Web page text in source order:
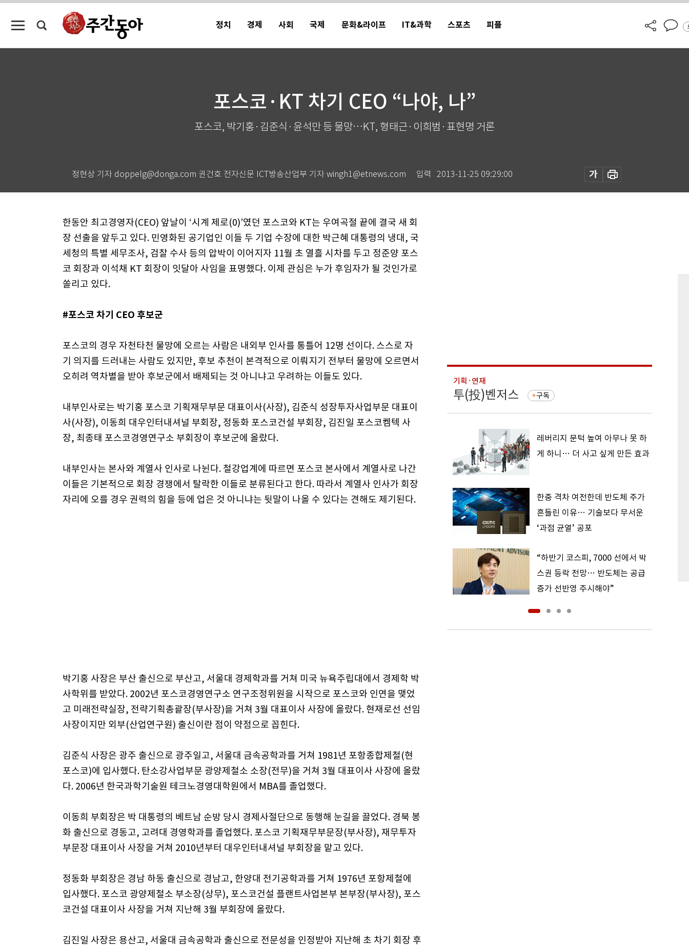
정치 경제 사회 국제 문화&라이프 IT&과학 스포츠 피플
포스코·KT 차기 CEO “나야, 나”
포스코, 박기홍·김준식·윤석만 등 물망…KT, 형태근·이희범·표현명 거론
정현상 기자 doppelg@donga.com 권건호 전자신문 ICT방송산업부 기자 wingh1@etnews.com 입력 2013-11-25 09:29:00
한동안 최고경영자(CEO) 앞날이 ‘시계 제로(0)’였던 포스코와 KT는 우여곡절 끝에 결국 새 회
장 선출을 앞두고 있다. 민영화된 공기업인 이들 두 기업 수장에 대한 박근혜 대통령의 냉대, 국
세청의 특별 세무조사, 검찰 수사 등의 압박이 이어지자 11월 초 열흘 시차를 두고 정준양 포스
코 회장과 이석채 KT 회장이 잇달아 사임을 표명했다. 이제 관심은 누가 후임자가 될 것인가로
쏠리고 있다.
#포스코 차기 CEO 후보군
포스코의 경우 자천타천 물망에 오르는 사람은 내외부 인사를 통틀어 12명 선이다. 스스로 자
기 의지를 드러내는 사람도 있지만, 후보 추천이 본격적으로 이뤄지기 전부터 물망에 오르면서
오히려 역차별을 받아 후보군에서 배제되는 것 아니냐고 우려하는 이들도 있다.
내부인사로는 박기홍 포스코 기획재무부문 대표이사(사장), 김준식 성장투자사업부문 대표이
사(사장), 이동희 대우인터내셔널 부회장, 정동화 포스코건설 부회장, 김진일 포스코켐텍 사
장, 최종태 포스코경영연구소 부회장이 후보군에 올랐다.
내부인사는 본사와 계열사 인사로 나뉜다. 철강업계에 따르면 포스코 본사에서 계열사로 나간
이들은 기본적으로 회장 경쟁에서 탈락한 이들로 분류된다고 한다. 따라서 계열사 인사가 회장
자리에 오를 경우 권력의 힘을 등에 업은 것 아니냐는 뒷말이 나올 수 있다는 견해도 제기된다.
박기홍 사장은 부산 출신으로 부산고, 서울대 경제학과를 거쳐 미국 뉴욕주립대에서 경제학 박
사학위를 받았다. 2002년 포스코경영연구소 연구조정위원을 시작으로 포스코와 인연을 맺었
고 미래전략실장, 전략기획총괄장(부사장)을 거쳐 3월 대표이사 사장에 올랐다. 현재로선 선임
사장이지만 외부(산업연구원) 출신이란 점이 약점으로 꼽힌다.
김준식 사장은 광주 출신으로 광주일고, 서울대 금속공학과를 거쳐 1981년 포항종합제철(현
포스코)에 입사했다. 탄소강사업부문 광양제철소 소장(전무)을 거쳐 3월 대표이사 사장에 올랐
다. 2006년 한국과학기술원 테크노경영대학원에서 MBA를 졸업했다.
이동희 부회장은 박 대통령의 베트남 순방 당시 경제사절단으로 동행해 눈길을 끌었다. 경북 봉
화 출신으로 경동고, 고려대 경영학과를 졸업했다. 포스코 기획재무부문장(부사장), 재무투자
부문장 대표이사 사장을 거쳐 2010년부터 대우인터내셔널 부회장을 맡고 있다.
정동화 부회장은 경남 하동 출신으로 경남고, 한양대 전기공학과를 거쳐 1976년 포항제철에
입사했다. 포스코 광양제철소 부소장(상무), 포스코건설 플랜트사업본부 본부장(부사장), 포스
코건설 대표이사 사장을 거쳐 지난해 3월 부회장에 올랐다.
김진일 사장은 용산고, 서울대 금속공학과 출신으로 전문성을 인정받아 지난해 초 차기 회장 후
기획·연재
투(投)벤저스 구독
레버리지 문턱 높여 아무나 못 하
게 하니… 더 사고 싶게 만든 효과
한중 격차 여전한데 반도체 주가
흔들린 이유… 기술보다 무서운
‘과점 균열’ 공포
“하반기 코스피, 7000 선에서 박
스권 등락 전망… 반도체는 공급
증가 선반영 주시해야”